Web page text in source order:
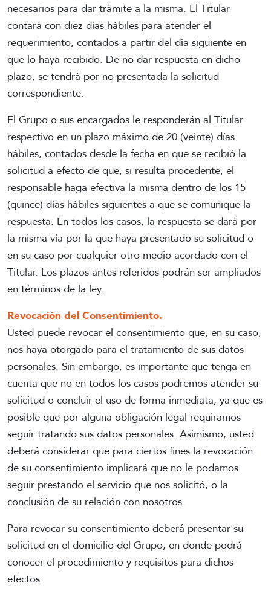
necesarios para dar trámite a la misma. El Titular
contará con diez días hábiles para atender el
requerimiento, contados a partir del día siguiente en
que lo haya recibido. De no dar respuesta en dicho
plazo, se tendrá por no presentada la solicitud
correspondiente.
El Grupo o sus encargados le responderán al Titular
respectivo en un plazo máximo de 20 (veinte) días
hábiles, contados desde la fecha en que se recibió la
solicitud a efecto de que, si resulta procedente, el
responsable haga efectiva la misma dentro de los 15
(quince) días hábiles siguientes a que se comunique la
respuesta. En todos los casos, la respuesta se dará por
la misma vía por la que haya presentado su solicitud o
en su caso por cualquier otro medio acordado con el
Titular. Los plazos antes referidos podrán ser ampliados
en términos de la ley.
Revocación del Consentimiento.
Usted puede revocar el consentimiento que, en su caso,
nos haya otorgado para el tratamiento de sus datos
personales. Sin embargo, es importante que tenga en
cuenta que no en todos los casos podremos atender su
solicitud o concluir el uso de forma inmediata, ya que es
posible que por alguna obligación legal requiramos
seguir tratando sus datos personales. Asimismo, usted
deberá considerar que para ciertos fines la revocación
de su consentimiento implicará que no le podamos
seguir prestando el servicio que nos solicitó, o la
conclusión de su relación con nosotros.
Para revocar su consentimiento deberá presentar su
solicitud en el domicilio del Grupo, en donde podrá
conocer el procedimiento y requisitos para dichos
efectos.